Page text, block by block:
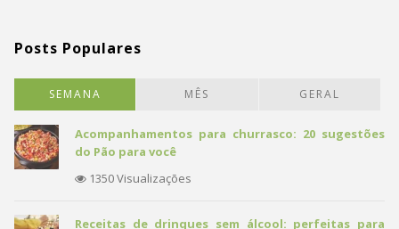
Posts Populares
SEMANA MÊS GERAL
Acompanhamentos para churrasco: 20 sugestões
do Pão para você
1350 Visualizações
Receitas de drinques sem álcool: perfeitas para